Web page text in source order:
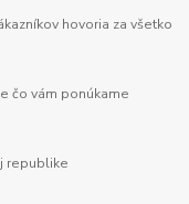
hovoria za všetko
čo vám ponúkame
republike